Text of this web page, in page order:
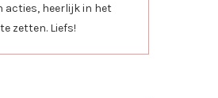
acties, heerlijk in het
zetten. Liefs!